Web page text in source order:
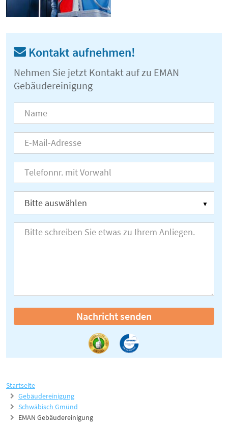
Startseite
Gebäudereinigung
Schwäbisch Gmünd
EMAN Gebäudereinigung
Kontakt aufnehmen!
Nehmen Sie jetzt Kontakt auf zu EMAN
Gebäudereinigung
Nachricht senden